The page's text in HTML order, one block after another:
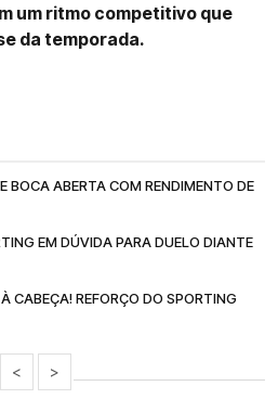
um ritmo competitivo que
da temporada.
BOCA ABERTA COM RENDIMENTO DE
EM DÚVIDA PARA DUELO DIANTE
CABEÇA! REFORÇO DO SPORTING
< >